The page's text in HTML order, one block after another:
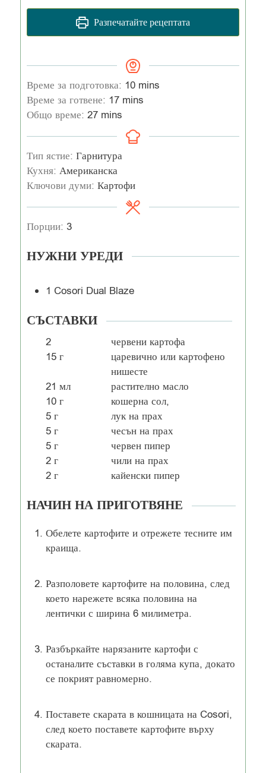
Разпечатайте рецептата
Време за подготовка: 10 mins
Време за готвене: 17 mins
Общо време: 27 mins
Тип ястие: Гарнитура
Кухня: Американска
Ключови думи: Картофи
Порции: 3
НУЖНИ УРЕДИ
1 Cosori Dual Blaze
СЪСТАВКИ
2
червени картофа
15 г
царевично или картофено
нишесте
21 мл
растително масло
10 г
кошерна сол,
5 г
лук на прах
5 г
чесън на прах
5 г
червен пипер
2 г
чили на прах
2 г кайенски пипер
НАЧИН НА ПРИГОТВЯНЕ
Обелете картофите и отрежете тесните им
краища.
Разполовете картофите на половина, след
което нарежете всяка половина на
лентички с ширина 6 милиметра.
Разбъркайте нарязаните картофи с
останалите съставки в голяма купа, докато
се покрият равномерно.
Поставете скарата в кошницата на Cosori,
след което поставете картофите върху
скарата.